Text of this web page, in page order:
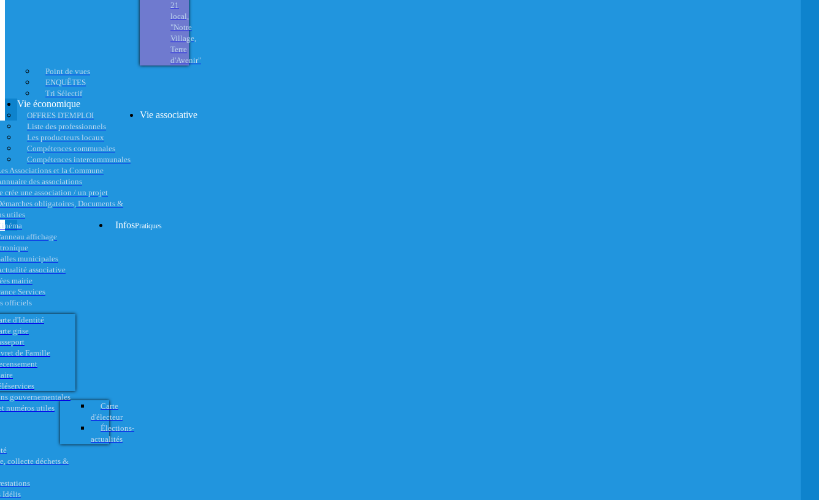
21
local,
"Notre
Village,
Terre
d'Avenir"
Point de vues
ENQUÊTES
Tri Sélectif
Vie économique
OFFRES D'EMPLOI
Liste des professionnels
Les producteurs locaux
Compétences communales
Compétences intercommunales
Vie associative
Associations et la Commune
des associations
crée une association / un projet
obligatoires, Documents &
utiles
affichage
municipales
associative
InfosPratiques
mairie
Services
officiels
d'Identité
grise
de Famille
gouvernementales
numéros utiles
Carte
d'électeur
Élections-
actualités
collecte déchets &
Idélis